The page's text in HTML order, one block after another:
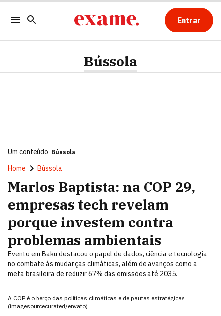
Entrar
Bússola
Um conteúdo Bússola
Home Bússola
Marlos Baptista: na COP 29,
empresas tech revelam
porque investem contra
problemas ambientais
Evento em Baku destacou o papel de dados, ciência e tecnologia
no combate às mudanças climáticas, além de avanços como a
meta brasileira de reduzir 67% das emissões até 2035.
A COP é o berço das políticas climáticas e de pautas estratégicas
(imagesourcecurated/envato)